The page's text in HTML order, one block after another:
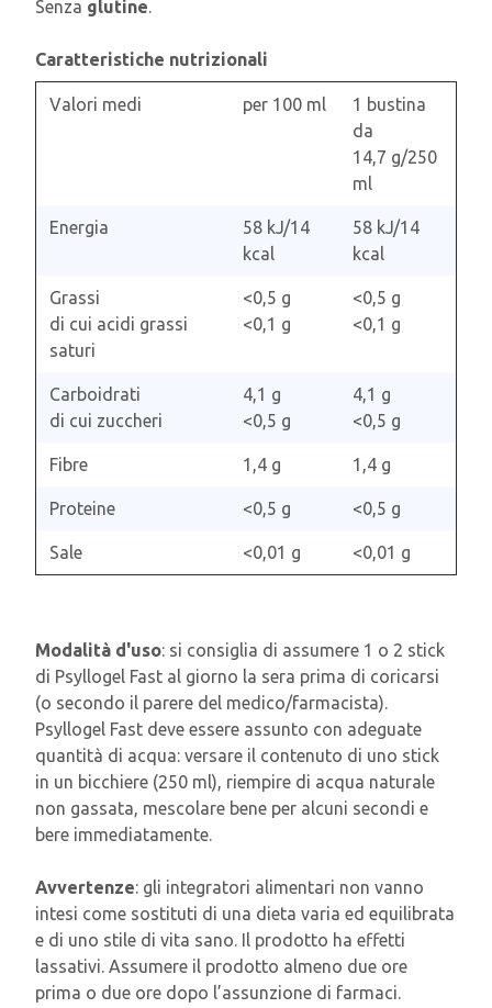
Senza glutine.
Caratteristiche nutrizionali
Valori medi per 100 ml
1 bustina
da
14,7 g/250
ml
Energia
58 kJ/14
kcal
58 kJ/14
kcal
Grassi
di cui acidi grassi
saturi
<0,5 g
<0,1 g
<0,5 g
<0,1 g
Carboidrati
di cui zuccheri
4,1 g
<0,5 g
4,1 g
<0,5 g
Fibre 1,4 g 1,4 g
Proteine <0,5 g <0,5 g
Sale <0,01 g <0,01 g
Modalità d'uso: si consiglia di assumere 1 o 2 stick
di Psyllogel Fast al giorno la sera prima di coricarsi
(o secondo il parere del medico/farmacista).
Psyllogel Fast deve essere assunto con adeguate
quantità di acqua: versare il contenuto di uno stick
in un bicchiere (250 ml), riempire di acqua naturale
non gassata, mescolare bene per alcuni secondi e
bere immediatamente.
Avvertenze: gli integratori alimentari non vanno
intesi come sostituti di una dieta varia ed equilibrata
e di uno stile di vita sano. Il prodotto ha effetti
lassativi. Assumere il prodotto almeno due ore
prima o due ore dopo l’assunzione di farmaci.